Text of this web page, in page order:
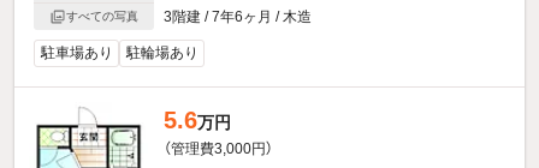
すべての写真
3階建 / 7年6ヶ月 / 木造
駐車場あり 駐輪場あり
5.6万円
（管理費3,000円）